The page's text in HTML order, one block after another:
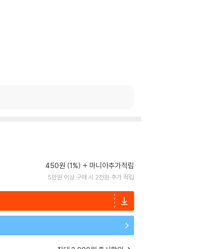
450원 (1%) 마니아추가적립
5만원 이상 구매 시 2천원 추가 적립